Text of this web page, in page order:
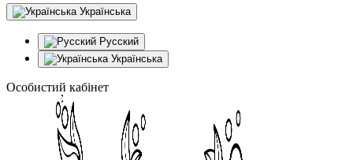
Українська
Русский
Українська
Особистий кабінет